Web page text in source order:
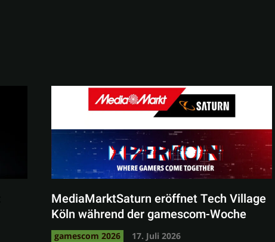
MediaMarktSaturn eröffnet Tech Village
Köln während der gamescom-Woche
gamescom 2026 17. Juli 2026